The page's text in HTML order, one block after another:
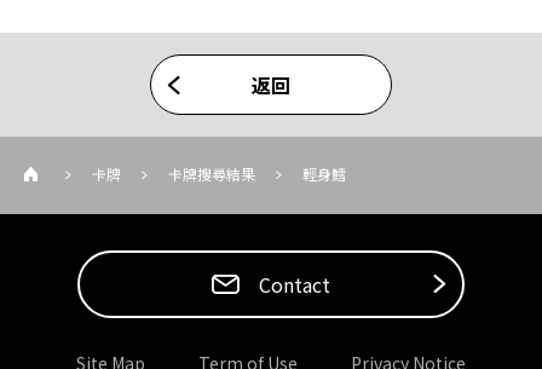
返回
卡牌 卡牌搜尋結果 輕身鱈
Contact
Site Map Term of Use Privacy Notice